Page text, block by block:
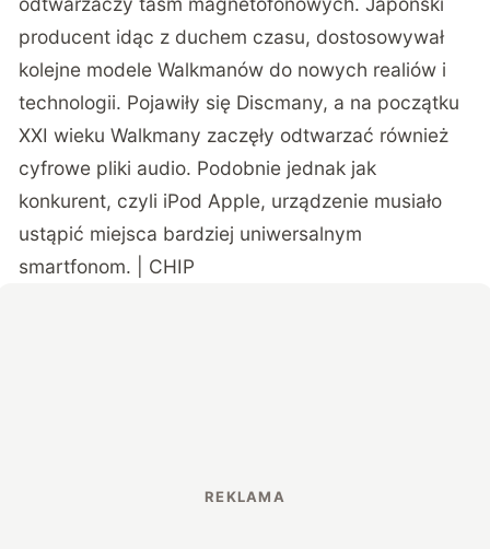
producent idąc z duchem czasu, dostosowywał
kolejne modele Walkmanów do nowych realiów i
technologii. Pojawiły się Discmany, a na początku
XXI wieku Walkmany zaczęły odtwarzać również
cyfrowe pliki audio. Podobnie jednak jak
konkurent, czyli iPod Apple, urządzenie musiało
ustąpić miejsca bardziej uniwersalnym
smartfonom. | CHIP